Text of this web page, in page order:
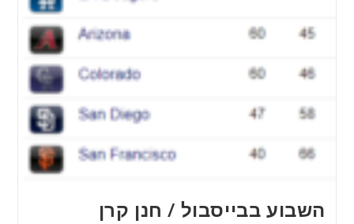
השבוע בבייסבול / חנן קרן